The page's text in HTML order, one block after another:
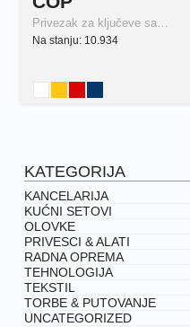
Privezak za ključeve sa…
Na stanju: 10.934
KATEGORIJA
KANCELARIJA
KUĆNI SETOVI
OLOVKE
PRIVESCI & ALATI
RADNA OPREMA
TEHNOLOGIJA
TEKSTIL
TORBE & PUTOVANJE
UNCATEGORIZED